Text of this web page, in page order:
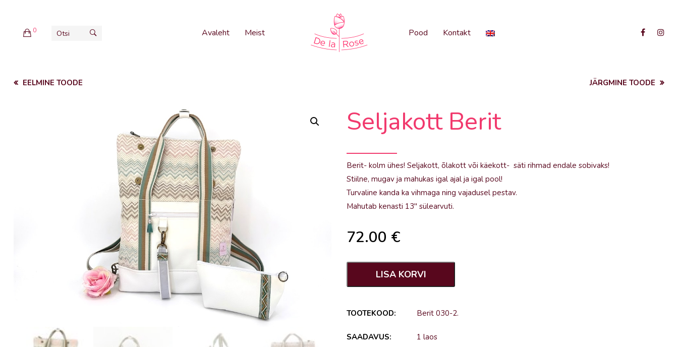
0 Avaleht Meist Pood Kontakt
EELMINE TOODE JÄRGMINE TOODE
Seljakott Berit
Berit- kolm ühes! Seljakott, õlakott või käekott- säti rihmad endale sobivaks!
Stiilne, mugav ja mahukas igal ajal ja igal pool!
Turvaline kanda ka vihmaga ning vajadusel pestav.
Mahutab kenasti 13″ sülearvuti.
72.00 €
LISA KORVI
TOOTEKOOD: Berit 030-2.
SAADAVUS: 1 laos